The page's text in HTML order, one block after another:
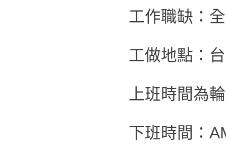
工作職缺：
工做地點：
上班時間為
下班時間：